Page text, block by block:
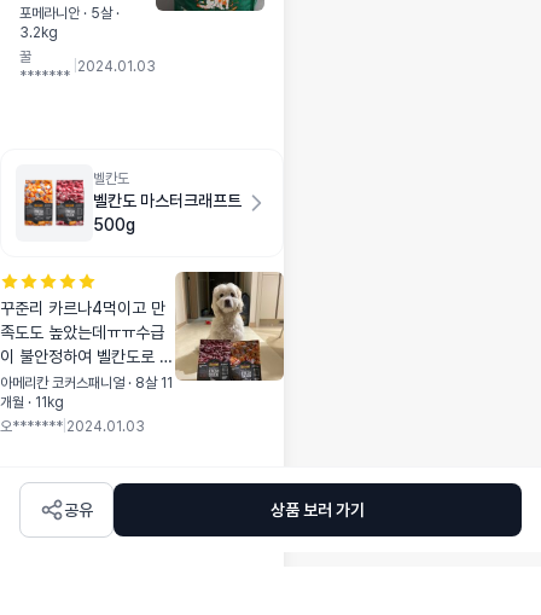
알갱이 크기가 적당
하고 오독오독 씹어
먹어요. 눈물방지에
기는 하는데 냄새가
안나요. 하품할때 나
오는건 어쩔수 없잖
눈물이 많이 줄어서
계속 먹이고 있어요.
저희 아이는 다요트
도 해야해서 다이어
트 사료랑 반반씩 섞
어서 먹이고 있어요.
가격이 조금 비싸긴
니 모아서 사니깐 그
렇게 부담되진 않았
어요. 눈물이 많고 냄
포메라니안 · 5살 ·
3.2kg
꿀
*******
2024.01.03
벨칸도
벨칸도 마스터크래프트
500g
꾸준리 카르나4먹이고 만
족도도 높았는데ㅠㅠ수급
이 불안정하여 벨칸도로 넘
어가봤어요! 아이가 처음엔
입에 넣고 뱉더니 시간이
지나고선 잘 먹었어요! 좀
연어랑 오리 둘다 샀는데
일단 오리 먹여봤어요 :-)
아메리칸 코커스패니얼 · 8살 11
개월 · 11kg
오******* 2024.01.03
공유 상품 보러 가기